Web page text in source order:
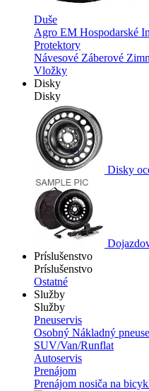
Duše
Agro EM Hospodarské
Protektory
Návesové Záberové
Vložky
Disky
Disky
Disky
Príslušenstvo
Príslušenstvo
Ostatné
Služby
Služby
Pneuservis
Osobný Nákladný
SUV/Van/Runflat
Autoservis
Prenájom
Prenájom nosiča na